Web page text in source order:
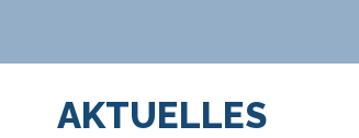
AKTUELLES